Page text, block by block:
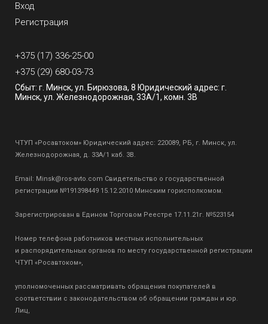
Вход
Регистрация
+375 (17) 336-25-00
+375 (29) 680-03-73
Сбыт: г. Минск, ул. Бирюзова, 8 Юридический адрес: г.
Минск, ул. Железнодорожная, 33А/1, комн. 3В
ЧТУП «Росавтоком» Юридический адрес: 220089, РБ, г. Минск, ул.
Железнодорожная, д. 33А/1 каб. 3В.
Email: Minsk@ros-avto.com Свидетельство о государственной
регистрации №191398449 15.12.2010 Минским горисполкомом.
Зарегистрирован в Едином Торговом Реестре 17.11.21г. №523154
Номер телефона работников местных исполнительных
и распорядительных органов по месту государственной регистрации
ЧТУП «Росавтоком»,
уполномоченных рассматривать обращения покупателей в
соответствии с законодательством об обращении граждан и юр.
Лиц,